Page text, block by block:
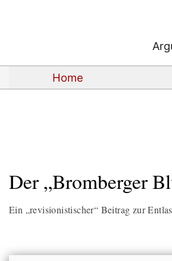
Home
Der „Bromberger
Ein „revisionistischer“ Beitrag zur